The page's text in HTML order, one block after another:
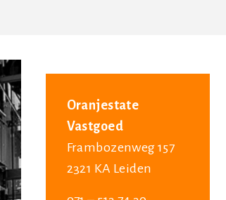
Oranjestate
Vastgoed
Frambozenweg 157
2321 KA Leiden